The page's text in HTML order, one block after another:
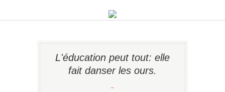
L'éducation peut tout: elle
fait danser les ours.
−